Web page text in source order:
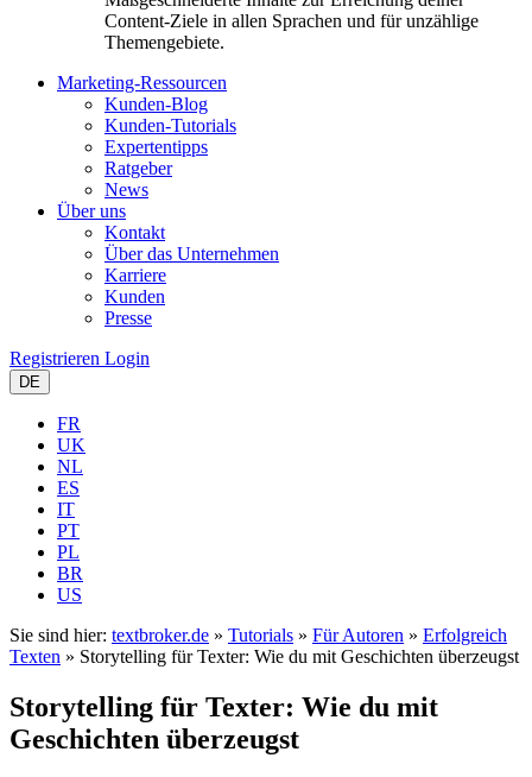
Content-Ziele in allen Sprachen und für unzählige
Themengebiete.
Marketing-Ressourcen
Kunden-Blog
Kunden-Tutorials
Expertentipps
Ratgeber
News
Über uns
Kontakt
Über das Unternehmen
Karriere
Kunden
Presse
Registrieren Login
DE
FR
UK
NL
ES
IT
PT
PL
BR
US
Sie sind hier: textbroker.de » Tutorials » Für Autoren » Erfolgreich
Texten » Storytelling für Texter: Wie du mit Geschichten überzeugst
Storytelling für Texter: Wie du mit
Geschichten überzeugst